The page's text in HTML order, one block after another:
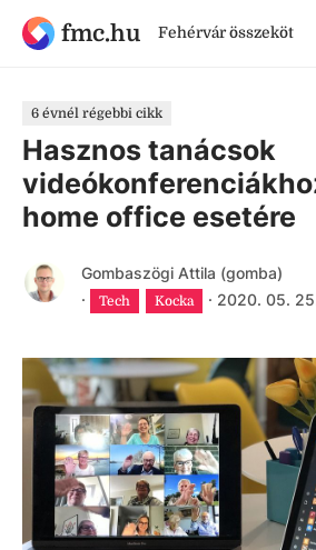
fmc.hu Fehérvár összeköt
6 évnél régebbi cikk
Hasznos tanácsok
home office esetére
Gombaszögi Attila (gomba)
·
Tech Kocka · 2020. 05.